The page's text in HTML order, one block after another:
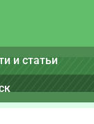
и статьи